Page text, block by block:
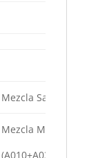
Mezcla Sassari
Mezcla Malibú